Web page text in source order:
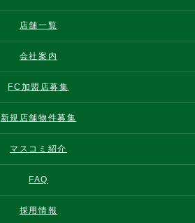
店舗一覧
会社案内
FC加盟店募集
新規店舗物件募集
マスコミ紹介
FAQ
採用情報